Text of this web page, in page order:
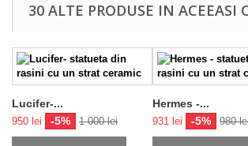
30 ALTE PRODUSE IN ACEEASI
Lucifer-...
950 lei -5% 1 000 lei
Hermes -...
931 lei -5% 980